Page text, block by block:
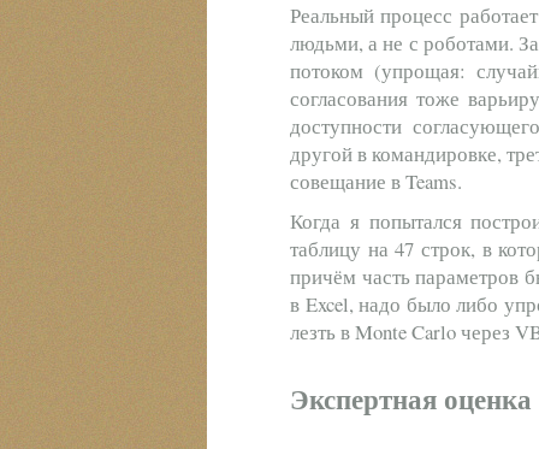
Реальный процесс
людьми, а не с роботами.
потоком (упрощая:
согласования тоже
доступности
другой в командировке,
совещание в Teams.
Когда я попытался
таблицу на 47 строк, в
причём часть параметров
в Excel, надо было либо
лезть в Monte Carlo через
Экспертная